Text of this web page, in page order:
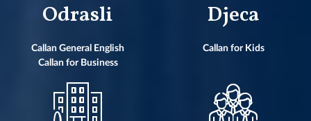
Odrasli
Callan General English
Callan for Business
Djeca
Callan for Kids